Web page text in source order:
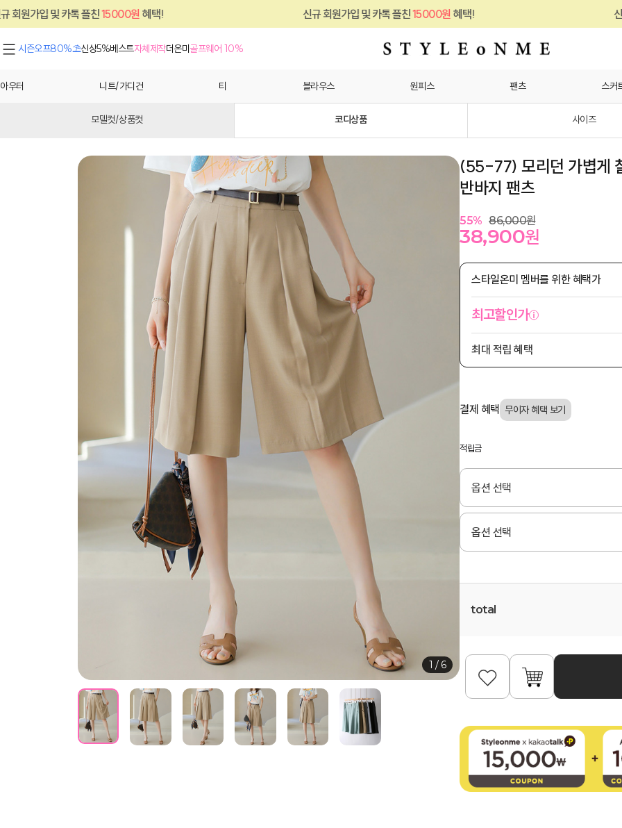
톡 플친15000원혜택! 신규 회원가입 및 카톡 플친15000원혜택! 신규 회원가입 및
시즌오프80%⛱신상5%베스트자체제작더온미골프웨어 10%
아우터 니트/가디건 티 블라우스 원피스 팬츠 스커
모델컷/상품컷 코디상품 사이즈
1 / 6
(55-77) 모리던 가볍게
반바지 팬츠
55% 86,000원
38,900원
스타일온미 멤버를 위한 혜택가
최고할인가
최대 적립 혜택
결제 혜택
적립금
total